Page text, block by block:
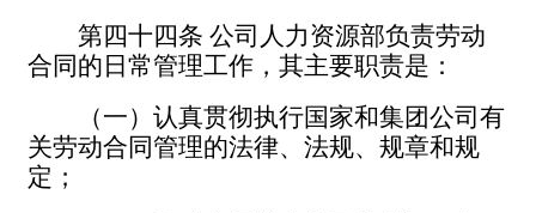
第四十四条 公司人力资源部负责劳动
合同的日常管理工作，其主要职责是：
（一）认真贯彻执行国家和集团公司有
关劳动合同管理的法律、法规、规章和规
定；